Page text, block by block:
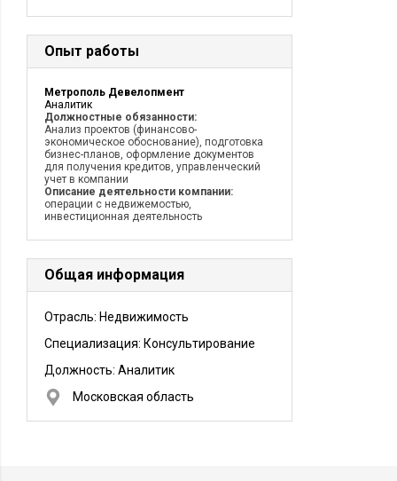
Опыт работы
Метрополь Девелопмент
Аналитик
Должностные обязанности:
Анализ проектов (финансово-
экономическое обоснование), подготовка
бизнес-планов, оформление документов
для получения кредитов, управленческий
учет в компании
Описание деятельности компании:
операции с недвижемостью,
инвестиционная деятельность
Общая информация
Отрасль: Недвижимость
Специализация: Консультирование
Должность: Аналитик
Московская область